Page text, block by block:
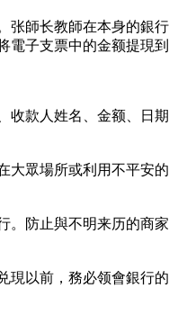
師长教師在本身的銀
子支票中的金额提現
款人姓名、金额、日
眾場所或利用不平安
。防止與不明来历的商
以前，務必领會銀行